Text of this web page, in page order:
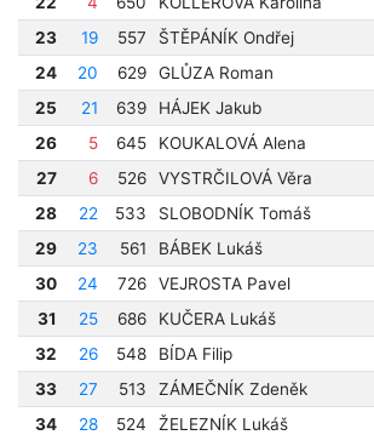
23
19 557 ŠTĚPÁNÍK Ondřej
24
20 629 GLŮZA Roman
25
21 639 HÁJEK Jakub
26
5 645 KOUKALOVÁ Alena
27
6 526 VYSTRČILOVÁ Věra
28
22 533 SLOBODNÍK Tomáš
29
23 561 BÁBEK Lukáš
30
24 726 VEJROSTA Pavel
31
25 686 KUČERA Lukáš
32
26 548 BÍDA Filip
33
27 513 ZÁMEČNÍK Zdeněk
34
28 524 ŽELEZNÍK Lukáš